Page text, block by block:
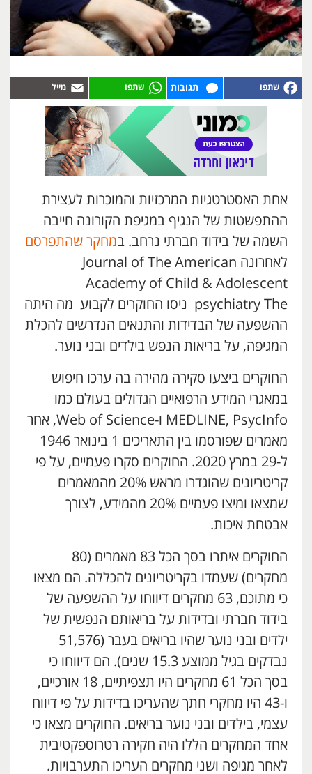
תגובות
אחת האסטרטגיות המרכזיות והמוכרות לעצירת
ההתפשטות של הנגיף במגיפת הקורונה חייבה
השמה של בידוד חברתי נרחב. במחקר שהתפרסם
לאחרונה Journal of The American
Academy of Child & Adolescent
psychiatry The ניסו החוקרים לקבוע מה היתה
ההשפעה של הבדידות והתנאים הנדרשים להכלת
המגיפה, על בריאות הנפש בילדים ובני נוער.
החוקרים ביצעו סקירה מהירה בה ערכו חיפוש
במאגרי המידע הרפואיים הגדולים בעולם כמו
MEDLINE, PsycInfo ו-Web of Science, אחר
מאמרים שפורסמו בין התאריכים 1 בינואר 1946
ל-29 במרץ 2020. החוקרים סקרו פעמיים, על פי
קריטריונים שהוגדרו מראש 20% מהמאמרים
שמצאו ומיצו פעמיים 20% מהמידע, לצורך
אבטחת איכות.
החוקרים איתרו בסך הכל 83 מאמרים (80
מחקרים) שעמדו בקריטריונים להכללה. הם מצאו
כי מתוכם, 63 מחקרים דיווחו על ההשפעה של
בידוד חברתי ובדידות על בריאותם הנפשית של
ילדים ובני נוער שהיו בריאים בעבר (51,576
נבדקים בגיל ממוצע 15.3 שנים). הם דיווחו כי
בסך הכל 61 מחקרים היו תצפיתיים, 18 אורכיים,
ו-43 היו מחקרי חתך שהעריכו בדידות על פי דיווח
עצמי, בילדים ובני נוער בריאים. החוקרים מצאו כי
אחד המחקרים הללו היה חקירה רטרוספקטיבית
לאחר מגיפה ושני מחקרים העריכו התערבויות.